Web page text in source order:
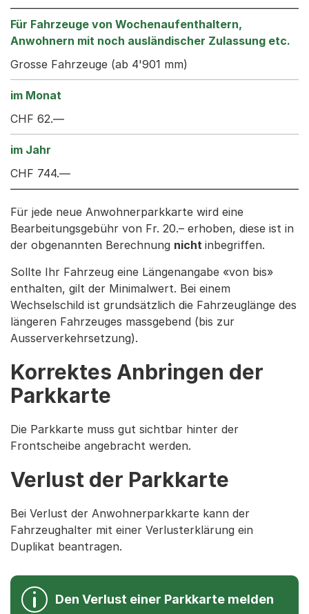
Grosse Fahrzeuge (ab 4'901 mm)
CHF 62.—
CHF 744.—
Für jede neue Anwohnerparkkarte wird eine
Bearbeitungsgebühr von Fr. 20.– erhoben, diese ist in
der obgenannten Berechnung nicht inbegriffen.
Sollte Ihr Fahrzeug eine Längenangabe «von bis»
enthalten, gilt der Minimalwert. Bei einem
Wechselschild ist grundsätzlich die Fahrzeuglänge des
längeren Fahrzeuges massgebend (bis zur
Ausserverkehrsetzung).
Korrektes Anbringen der
Parkkarte
Die Parkkarte muss gut sichtbar hinter der
Frontscheibe angebracht werden.
Verlust der Parkkarte
Bei Verlust der Anwohnerparkkarte kann der
Fahrzeughalter mit einer Verlusterklärung ein
Duplikat beantragen.
Den Verlust einer Parkkarte melden